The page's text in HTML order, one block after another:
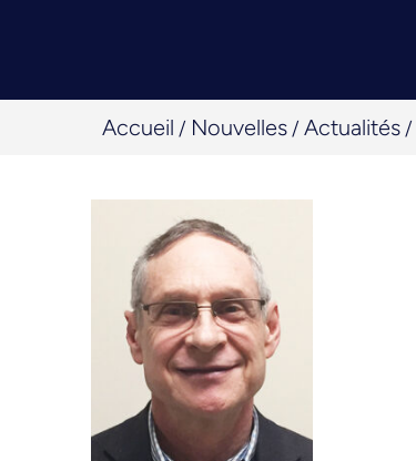
Accueil / Nouvelles / Actualités /